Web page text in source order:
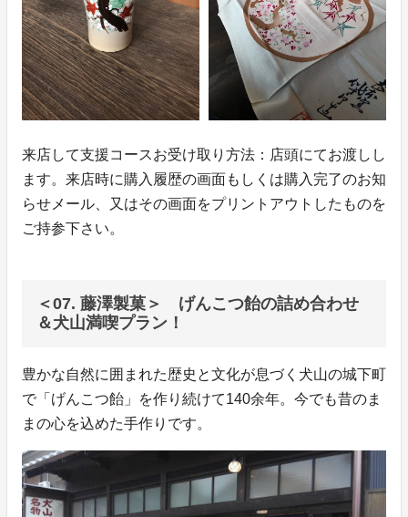
来店して支援コースお受け取り方法：店頭にてお渡しし
ます。来店時に購入履歴の画面もしくは購入完了のお知
らせメール、又はその画面をプリントアウトしたものを
ご持参下さい。
＜07. 藤澤製菓＞ げんこつ飴の詰め合わせ
＆犬山満喫プラン！
豊かな自然に囲まれた歴史と文化が息づく犬山の城下町
で「げんこつ飴」を作り続けて140余年。今でも昔のま
まの心を込めた手作りです。